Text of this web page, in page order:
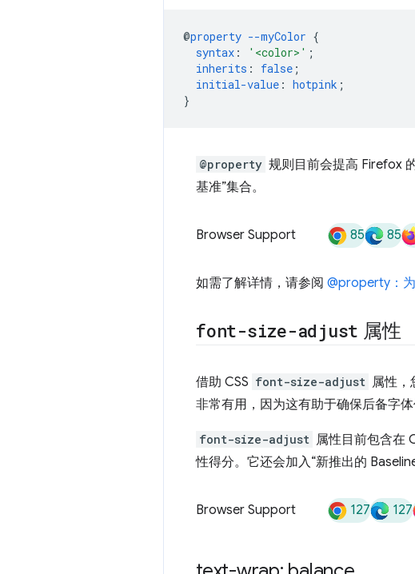
@property --myColor {
syntax : '<color>' ;
inherits : false ;
initial-value : hotpink ;
}
@property 规则目前会提高 Firefox
基准”集合。
Browser Support 85 85
如需了解详情，请参阅 @property：
font-size-adjust 属性
借助 CSS font-size-adjust 属性，
非常有用，因为这有助于确保后备字
font-size-adjust 属性目前包含在
性得分。它还会加入“新推出的
Browser Support 127 127